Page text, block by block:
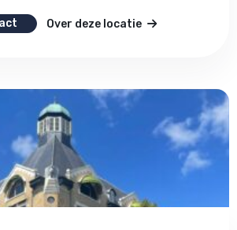
Over deze locatie